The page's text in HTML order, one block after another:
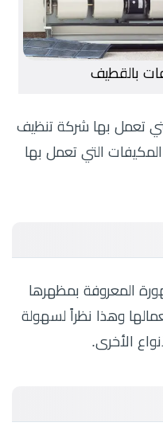
بالقطيف
تعمل بها شركة تنظيف
التي تعمل بها
المعروفة بمظهرها
وهذا نظراً لسهولة
الأخرى.